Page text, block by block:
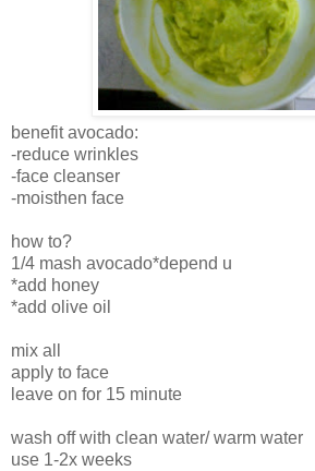
benefit avocado:
-reduce wrinkles
-face cleanser
-moisthen face
how to?
1/4 mash avocado*depend u
*add honey
*add olive oil
mix all
apply to face
leave on for 15 minute
wash off with clean water/ warm water
use 1-2x weeks